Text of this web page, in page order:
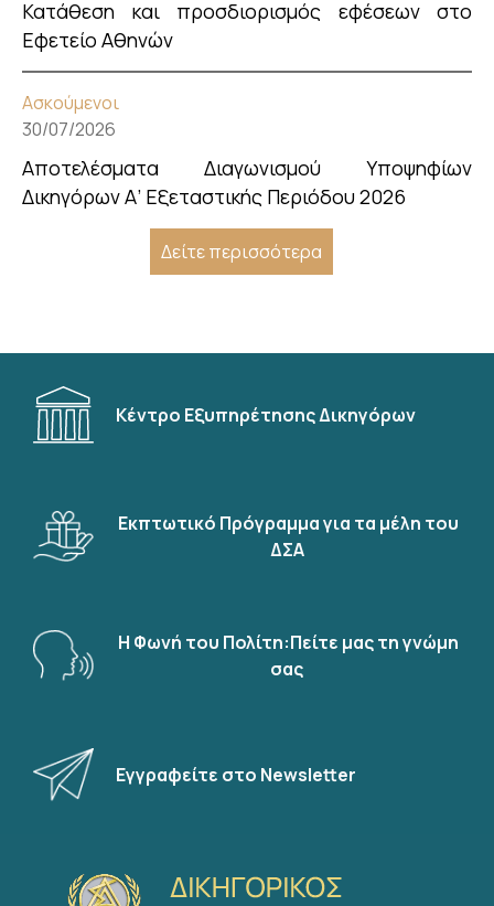
Κατάθεση και προσδιορισμός εφέσεων στο
Εφετείο Αθηνών
Ασκούμενοι
30/07/2026
Αποτελέσματα Διαγωνισμού Υποψηφίων
Δικηγόρων Α’ Εξεταστικής Περιόδου 2026
Δείτε περισσότερα
Κέντρο Εξυπηρέτησης Δικηγόρων
Εκπτωτικό Πρόγραμμα για τα μέλη του
ΔΣΑ
Η Φωνή του Πολίτη:Πείτε μας τη γνώμη
σας
Εγγραφείτε στο Newsletter